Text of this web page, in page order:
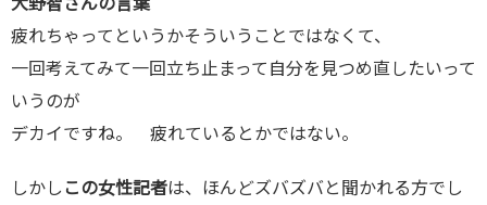
疲れちゃってというかそういうことではなくて、
一回考えてみて一回立ち止まって自分を見つめ直したいって
いうのが
デカイですね。 疲れているとかではない。
しかし この女性記者は、ほんどズバズバと聞かれる方でし